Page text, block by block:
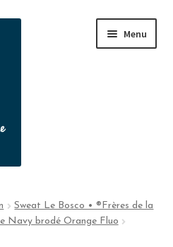
Menu
Sweat Le Bosco • ®Frères de la
Navy brodé Orange Fluo